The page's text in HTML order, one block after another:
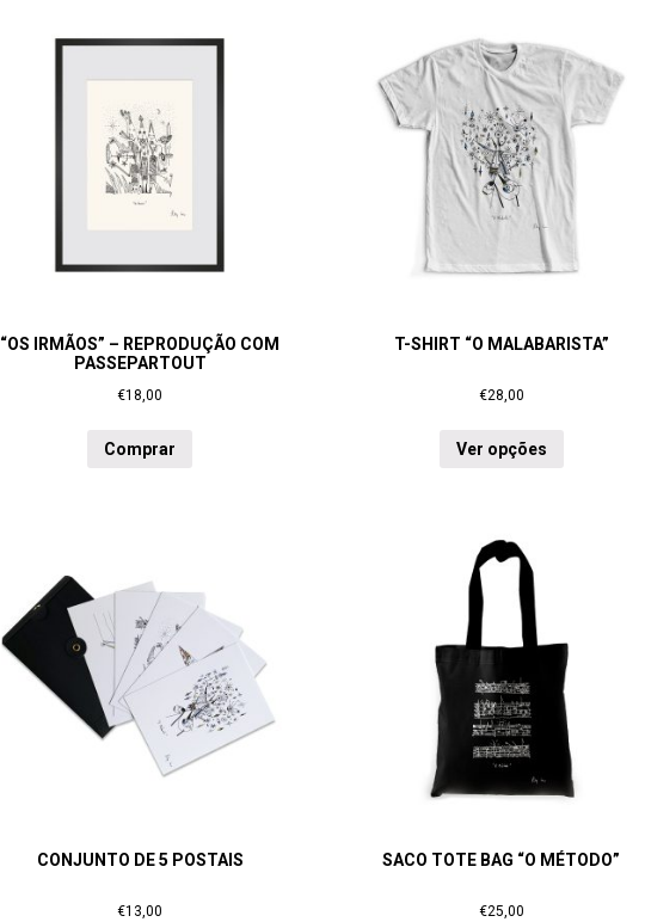
“OS IRMÃOS” – REPRODUÇÃO COM
PASSEPARTOUT
€18,00
Comprar
T-SHIRT “O MALABARISTA”
€28,00
Ver opções
CONJUNTO DE 5 POSTAIS
€13,00
SACO TOTE BAG “O MÉTODO”
€25,00